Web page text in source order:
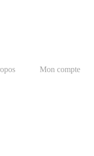
Mon compte